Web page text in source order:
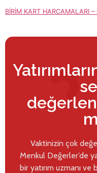
BİRİM KART HARCAMALARI
Vaktinizin çok
Menkul Değerler’de
bir yatırım uzmanı